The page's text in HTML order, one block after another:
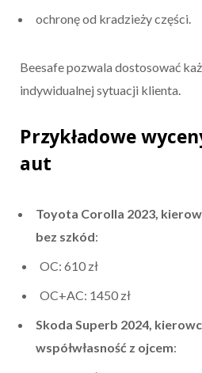
ochronę od kradzieży części.
Beesafe pozwala dostosować
indywidualnej sytuacji klienta.
Przykładowe
aut
Toyota Corolla 2023,
bez szkód:
OC: 610 zł
OC+AC: 1450 zł
Skoda Superb 2024,
współwłasność z ojcem: